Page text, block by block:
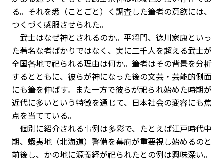
る。それを悉（ことごと）く調査した筆者の意欲には、
つくづく感服させられた。
武士はなぜ神とされるのか。平将門、徳川家康といっ
た著名な者ばかりではなく、実に二千人を超える武士が
全国各地で祀られる理由は何か。筆者はその背景を分析
するとともに、彼らが神になった後の文芸・芸能的側面
にも筆を伸ばす。また一方で彼らが祀られ始めた時期が
近代に多いという特徴を通じて、日本社会の変容にも焦
点を当てている。
個別に紹介される事例は多彩で、たとえば江戸時代中
期、蝦夷地（北海道）警備を幕府が重要視し始めるのと
前後し、かの地に源義経が祀られたとの例は興味深い。